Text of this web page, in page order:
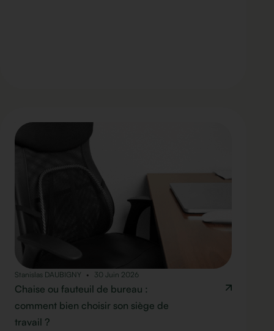
Stanislas DAUBIGNY 30 Juin 2026
Chaise ou fauteuil de bureau :
comment bien choisir son siège de
travail ?